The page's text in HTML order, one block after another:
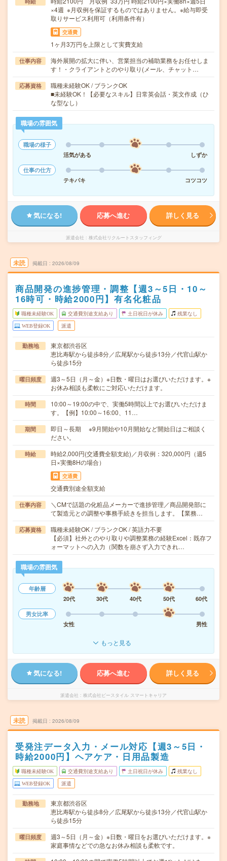
×4週 ※月収例を保証するものではありません。※給与即受
取りサービス利用可（利用条件有）
交通費
1ヶ月3万円を上限として実費支給
仕事内容
海外展開の拡大に伴い、営業担当の補助業務をお任せしま
す！・クライアントとのやり取り(メール、チャット…
応募資格
職種未経験OK / ブランクOK
■未経験OK！【必要なスキル】日常英会話・英文作成（ひ
な型なし）
職場の雰囲気
職場の様子
活気がある
しずか
仕事の仕方
テキパキ
コツコツ
気になる! 応募へ進む 詳しく見る
派遣会社 株式会社リクルートスタッフィング
未読 掲載日 2026/08/09
商品開発の進捗管理・調整【週3～5日・10～
16時可・時給2000円】有名化粧品
職種未経験OK 交通費別途支給あり 土日祝日が休み 残業なし
WEB登録OK 派遣
勤務地
東京都渋谷区
恵比寿駅から徒歩8分／広尾駅から徒歩13分／代官山駅か
ら徒歩15分
曜日頻度
週3～5日（月～金）※日数・曜日はお選びいただけます。※
お休み相談も柔軟にご対応いただけます。
時間
10:00～19:00の中で、実働5時間以上でお選びいただけま
す。【例】10:00～16:00、11…
期間
即日～長期 ※9月開始や10月開始など開始日はご相談く
ださい。
時給
時給2,000円(交通費全額支給)／月収例：320,000円（週5
日×実働8Hの場合）
交通費
交通費別途全額支給
仕事内容
＼CMで話題の化粧品メーカーで進捗管理／商品開発部に
て製造元との調整や事務手続きを担当します。【業務…
応募資格
職種未経験OK / ブランクOK / 英語力不要
【必須】社外とのやり取りや調整業務の経験Excel：既存フ
ォーマットへの入力（関数を崩さず入力できれ…
職場の雰囲気
年齢層
20代
30代 40代 50代
60代
男女比率
女性
男性
もっと見る
気になる! 応募へ進む 詳しく見る
派遣会社 株式会社ビースタイル スマートキャリア
未読 掲載日 2026/08/09
受発注データ入力・メール対応【週3～5日・
時給2000円】ヘアケア・日用品製造
職種未経験OK 交通費別途支給あり 土日祝日が休み 残業なし
WEB登録OK 派遣
勤務地
東京都渋谷区
恵比寿駅から徒歩8分／広尾駅から徒歩13分／代官山駅か
ら徒歩15分
曜日頻度
週3～5日（月～金）※日数・曜日をお選びいただけます。※
家庭事情などでの急なお休み相談も柔軟です。